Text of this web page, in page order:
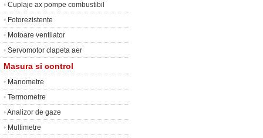
• Cuplaje ax pompe combustibil
• Fotorezistente
• Motoare ventilator
• Servomotor clapeta aer
Masura si control
• Manometre
• Termometre
•Analizor de gaze
• Multimetre